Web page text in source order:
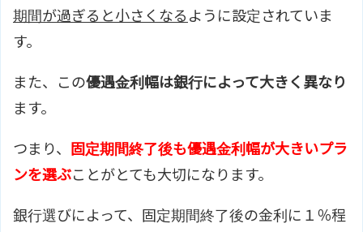
期間が過ぎると小さくなる ように設定されていま
す。
また、この優遇金利幅は銀行によって大きく異なり
ます。
つまり、
固定期間終了後も優遇金利幅が大きいプラ
ンを選ぶことがとても大切になります。
銀行選びによって、固定期間終了後の金利に１％程